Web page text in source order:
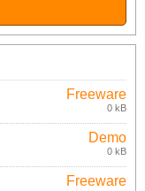
Freeware
0 kB
Demo
0 kB
Freeware